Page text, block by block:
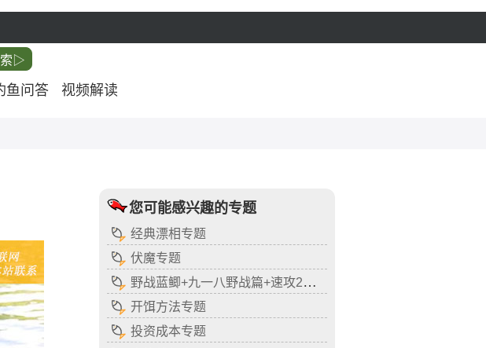
▷
鱼问答 视频解读
您可能感兴趣的专题
经典漂相专题
伏魔专题
野战蓝鲫+九一八野战篇+速攻2号专题
开饵方法专题
投资成本专题